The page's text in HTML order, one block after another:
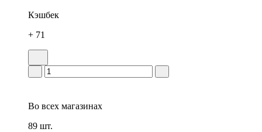
Кэшбек
+ 71
Во всех магазинах
89 шт.